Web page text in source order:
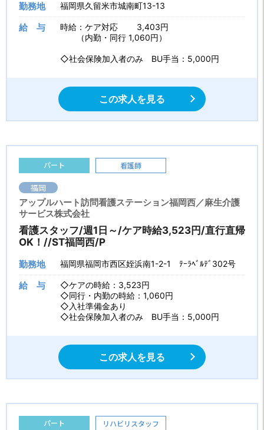
勤務地 福岡県久留米市城南町13-13
給 与
時給：ケア対応 3,403円
（内勤・同行 1,060円）
◇社会保険加入者のみ BU手当：5,000円
この求人を見る
パート 看護師
福岡
アップルハート訪問看護ステーション福岡西／麻生介護
サービス株式会社
看護スタッフ/週1日～/ケア時給3,523円/直行直帰
OK！//ST福岡西/P
勤務地 福岡県福岡市西区姪浜南1-2-1 ﾃｰﾗﾍﾞﾙﾃﾞ302号
給 与
◇ケアの時給：3,523円
◇同行・内勤の時給：1,060円
◇入社準備金あり
◇社会保険加入者のみ BU手当：5,000円
この求人を見る
パート リハビリスタッフ